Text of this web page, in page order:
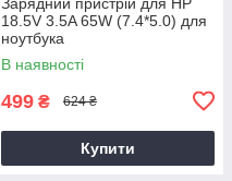
18.5V 3.5A 65W (7.4*5.0) для
ноутбука
В наявності
499 ₴ 624 ₴
Купити